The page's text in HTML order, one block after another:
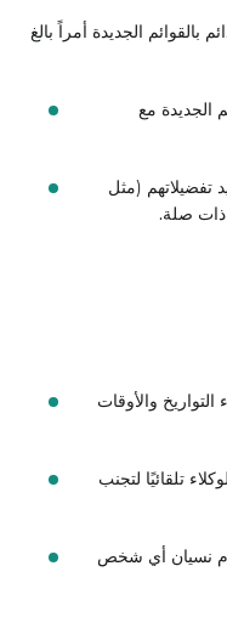
بالقوائم الجديدة أمراً بالغ
الجديدة مع
تفضيلاتهم (مثل
ذات صلة.
التواريخ والأوقات
تلقائيًا لتجنب
نسيان أي شخص